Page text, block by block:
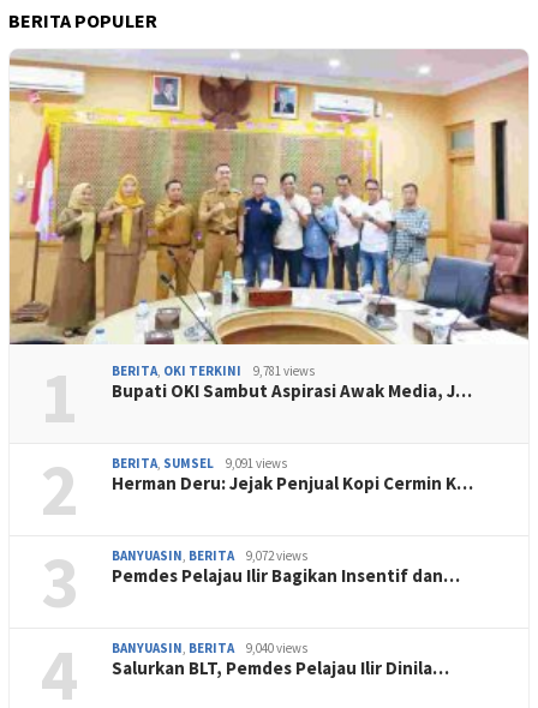
BERITA POPULER
1 BERITA, OKI TERKINI 9,781 views
Bupati OKI Sambut Aspirasi Awak Media, J…
2 BERITA, SUMSEL 9,091 views
Herman Deru: Jejak Penjual Kopi Cermin K…
3 BANYUASIN, BERITA 9,072 views
Pemdes Pelajau Ilir Bagikan Insentif dan…
4 BANYUASIN, BERITA 9,040 views
Salurkan BLT, Pemdes Pelajau Ilir Dinila…